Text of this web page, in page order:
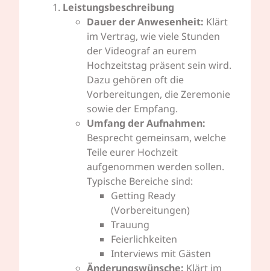
Leistungsbeschreibung
Dauer der Anwesenheit: Klärt
im Vertrag, wie viele Stunden
der Videograf an eurem
Hochzeitstag präsent sein wird.
Dazu gehören oft die
Vorbereitungen, die Zeremonie
sowie der Empfang.
Umfang der Aufnahmen:
Besprecht gemeinsam, welche
Teile eurer Hochzeit
aufgenommen werden sollen.
Typische Bereiche sind:
Getting Ready
(Vorbereitungen)
Trauung
Feierlichkeiten
Interviews mit Gästen
Änderungswünsche: Klärt im